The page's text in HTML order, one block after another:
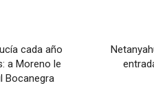
cada año
a Moreno le
Bocanegra